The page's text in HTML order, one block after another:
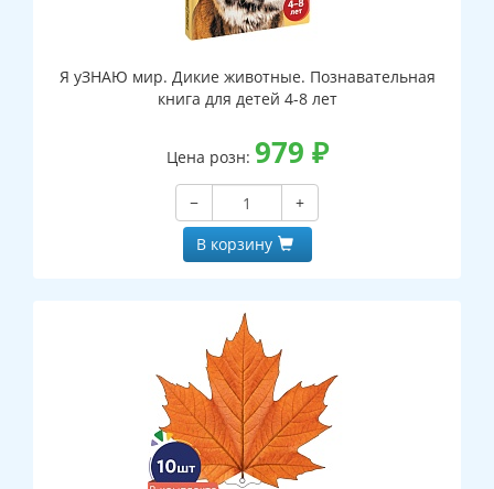
Я уЗНАЮ мир. Дикие животные. Познавательная
книга для детей 4-8 лет
Цена розн: 979 ₽
−
+
В корзину